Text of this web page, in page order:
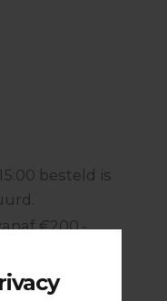
besteld is
€200,-